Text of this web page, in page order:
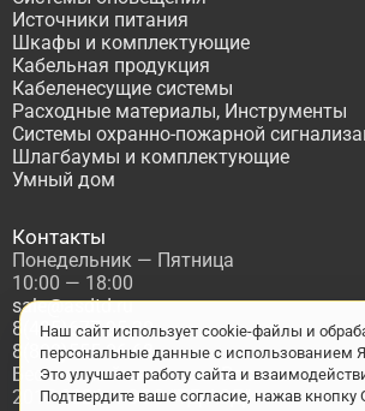
Источники питания
Шкафы и комплектующие
Кабельная продукция
Кабеленесущие системы
Расходные материалы, Инструменты
Системы охранно-пожарной
Шлагбаумы и комплектующие
Умный дом
Контакты
Понедельник — Пятница
10:00 — 18:00
sale@asdtd.ru
8(495)677-95-20
8(800)555-06-68
Бесплатный звонок по России
2017-2026 г. ООО "ТД АСД"
Наш сайт использует cookie-файлы и
персональные данные с использованием
Это улучшает работу сайта и
Подтвердите ваше согласие, нажав кнопку